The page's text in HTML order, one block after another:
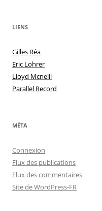
LIENS
Gilles Réa
Eric Lohrer
Lloyd Mcneill
Parallel Record
MÉTA
Connexion
Flux des publications
Flux des commentaires
Site de WordPress-FR